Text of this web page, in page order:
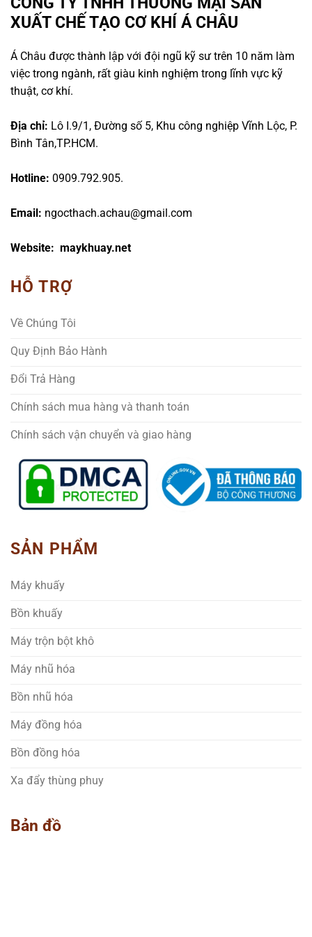
XUẤT CHẾ TẠO CƠ KHÍ Á CHÂU
Á Châu được thành lập với đội ngũ kỹ sư trên 10 năm làm
việc trong ngành, rất giàu kinh nghiệm trong lĩnh vực kỹ
thuật, cơ khí.
Địa chỉ: Lô I.9/1, Đường số 5, Khu công nghiệp Vĩnh Lộc, P.
Bình Tân,TP.HCM.
Hotline: 0909.792.905.
Email: ngocthach.achau@gmail.com
Website: maykhuay.net
HỖ TRỢ
Về Chúng Tôi
Quy Định Bảo Hành
Đổi Trả Hàng
Chính sách mua hàng và thanh toán
Chính sách vận chuyển và giao hàng
SẢN PHẨM
Máy khuấy
Bồn khuấy
Máy trộn bột khô
Máy nhũ hóa
Bồn nhũ hóa
Máy đồng hóa
Bồn đồng hóa
Xa đẩy thùng phuy
Bản đồ